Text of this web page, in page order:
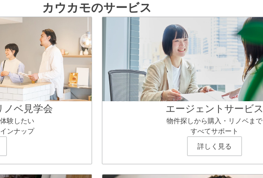
カウカモのサービス
ノベ見学会
験したい
ンナップ
エージェントサービス
物件探しから購入・リノベまで
すべてサポート
詳しく見る